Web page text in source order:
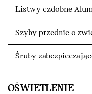
Listwy ozdobne
Szyby przednie o
Śruby
OŚWIETLENIE